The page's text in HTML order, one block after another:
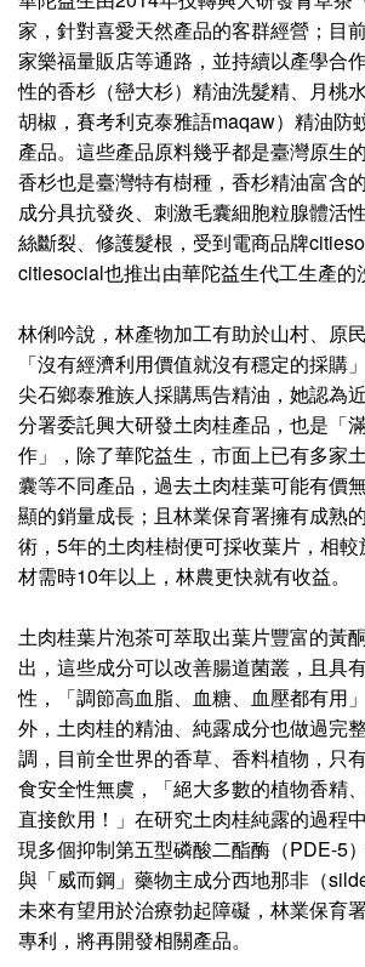
家，針對喜愛天然產品的客群經營；目
家樂福量販店等通路，並持續以產學合
性的香杉（巒大杉）精油洗髮精、月桃
胡椒，賽考利克泰雅語maqaw）精油防
產品。這些產品原料幾乎都是臺灣原生
香杉也是臺灣特有樹種，香杉精油富含
成分具抗發炎、刺激毛囊細胞粒腺體活
絲斷裂、修護髮根，受到電商品牌
citiesocial也推出由華陀益生代工生產的
林俐吟說，林產物加工有助於山村、原
「沒有經濟利用價值就沒有穩定的採購
尖石鄉泰雅族人採購馬告精油，她認為
分署委託興大研發土肉桂產品，也是「
作」，除了華陀益生，市面上已有多家
囊等不同產品，過去土肉桂葉可能有價
顯的銷量成長；且林業保育署擁有成熟
術，5年的土肉桂樹便可採收葉片，相
材需時10年以上，林農更快就有收益。
土肉桂葉片泡茶可萃取出葉片豐富的黃
出，這些成分可以改善腸道菌叢，且具
性，「調節高血脂、血糖、血壓都有用
外，土肉桂的精油、純露成分也做過完
調，目前全世界的香草、香料植物，只
食安全性無虞，「絕大多數的植物香精
直接飲用！」在研究土肉桂純露的過程
現多個抑制第五型磷酸二酯酶（PDE-5
與「威而鋼」藥物主成分西地那非（
未來有望用於治療勃起障礙，林業保育
專利，將再開發相關產品。